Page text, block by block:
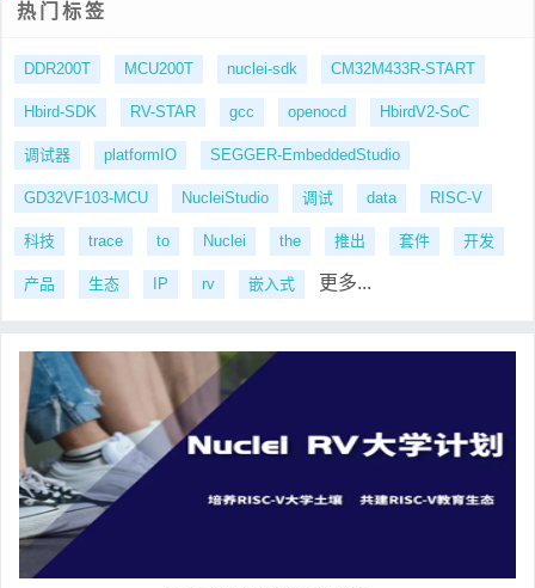
热门标签
DDR200T MCU200T nuclei-sdk CM32M433R-START
Hbird-SDK RV-STAR gcc openocd HbirdV2-SoC
调试器 platformIO SEGGER-EmbeddedStudio
GD32VF103-MCU NucleiStudio 调试 data RISC-V
科技 trace to Nuclei the 推出 套件 开发
产品 生态 IP rv 嵌入式 更多...